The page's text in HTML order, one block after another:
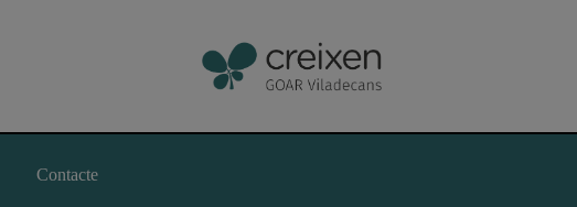
Contacte